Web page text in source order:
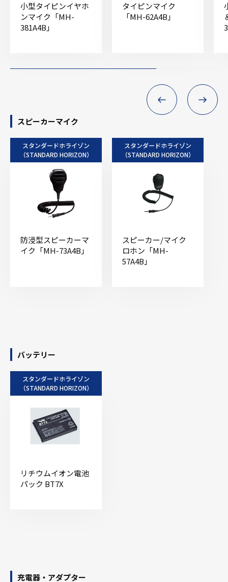
小型タイピンイヤホ
ンマイク「MH-
381A4B」
タイピンマイク
「MH-62A4B」
スピーカーマイク
スタンダードホライゾン
（STANDARD HORIZON）
防浸型スピーカーマ
イク「MH-73A4B」
スタンダードホライゾン
（STANDARD HORIZON）
スピーカー/マイク
ロホン「MH-
57A4B」
バッテリー
スタンダードホライゾン
（STANDARD HORIZON）
リチウムイオン電池
パック BT7X
充電器・アダプター